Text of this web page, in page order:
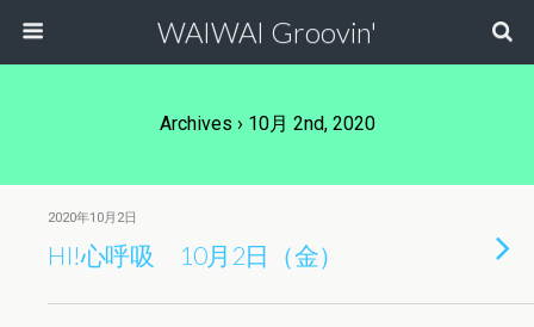
WAIWAI Groovin'
Archives › 10月 2nd, 2020
2020年10月2日
HI!心呼吸 10月2日（金）